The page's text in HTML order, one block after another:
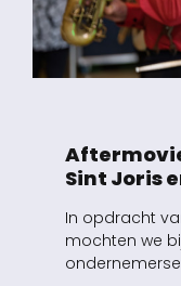
Sint Joris
In opdracht
mochten we